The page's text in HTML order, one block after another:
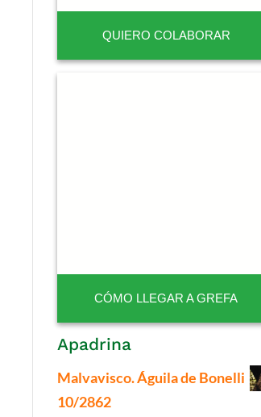
QUIERO COLABORAR
CÓMO LLEGAR A GREFA
Apadrina
Malvavisco. Águila de Bonelli
10/2862